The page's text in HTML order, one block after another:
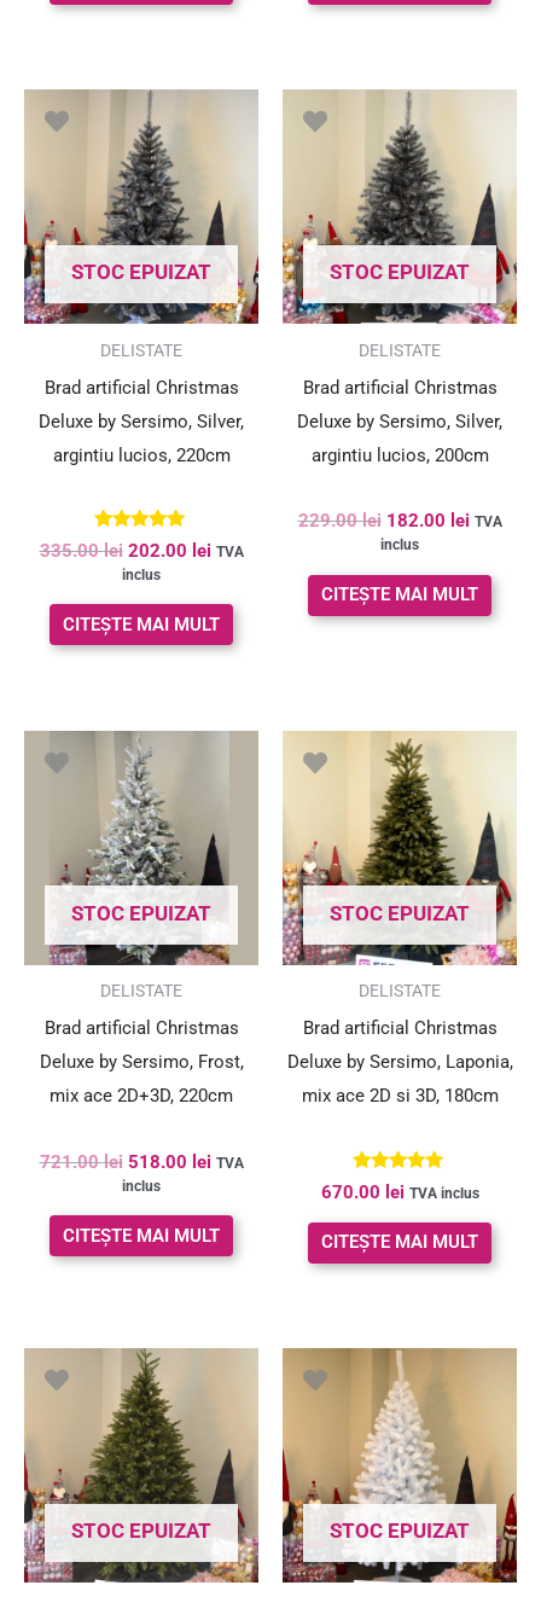
STOC EPUIZAT
DELISTATE
Brad artificial Christmas
Deluxe by Sersimo, Silver,
argintiu lucios, 220cm
Evaluat la
5.00
din 5
335.00lei
Prețul
inițial
a
fost:
335.00 lei.
202.00 lei TVA
inclus
CITEȘTE MAI MULT
STOC EPUIZAT
DELISTATE
Brad artificial Christmas
Deluxe by Sersimo, Silver,
argintiu lucios, 200cm
229.00lei
Prețul
inițial
a
fost:
229.00 lei.
182.00 lei TVA
inclus
CITEȘTE MAI MULT
SUPER PREȚ!
STOC EPUIZAT
DELISTATE
Brad artificial Christmas
Deluxe by Sersimo, Frost,
mix ace 2D+3D, 220cm
721.00lei
Prețul
inițial
a
fost:
721.00 lei.
518.00 lei TVA
inclus
CITEȘTE MAI MULT
STOC EPUIZAT
DELISTATE
Brad artificial Christmas
Deluxe by Sersimo, Laponia,
mix ace 2D si 3D, 180cm
Evaluat la
5.00
din 5
670.00 lei TVA inclus
CITEȘTE MAI MULT
STOC EPUIZAT STOC EPUIZAT
Prețul
inițial
a
fost:
268.00 lei.